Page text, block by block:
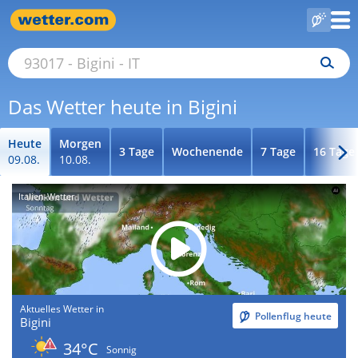
Das Wetter heute in Bigini
Heute
09.08.
Morgen
10.08.
3 Tage Wochenende 7 Tage 16 Tage
Italien-Wetter
Aktuelles Wetter in
Bigini Pollenflug heute
34°C
Sonnig